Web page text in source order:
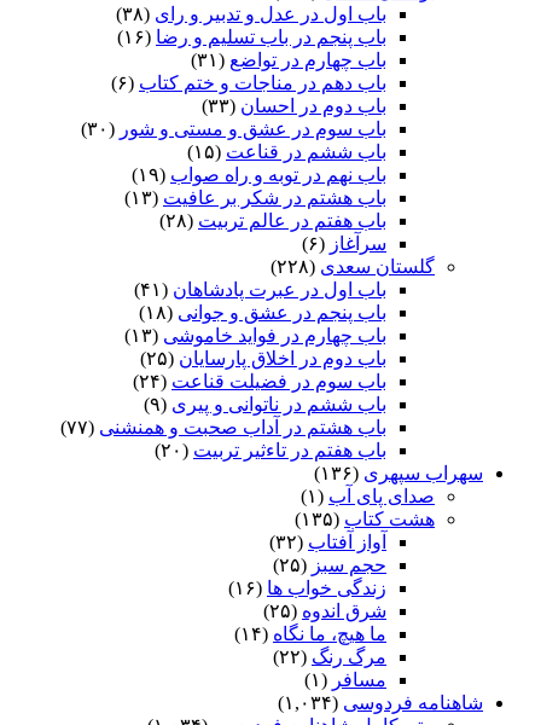
باب اول در عدل و تدبیر و رای (۳۸)
باب پنجم در باب تسلیم و رضا (۱۶)
باب چهارم در تواضع (۳۱)
باب دهم در مناجات و ختم کتاب (۶)
باب دوم در احسان (۳۳)
باب سوم در عشق و مستی و شور (۳۰)
باب ششم در قناعت (۱۵)
باب نهم در توبه و راه صواب (۱۹)
باب هشتم در شکر بر عافیت (۱۳)
باب هفتم در عالم تربیت (۲۸)
سرآغاز (۶)
گلستان سعدی (۲۲۸)
باب اول در عبرت پادشاهان (۴۱)
باب پنجم در عشق و جوانى (۱۸)
باب چهارم در فواید خاموشى (۱۳)
باب دوم در اخلاق پارسایان (۲۵)
باب سوم در فضیلت قناعت (۲۴)
باب ششم در ناتوانى و پیرى (۹)
باب هشتم در آداب صحبت و همنشنى (۷۷)
باب هفتم در تاءثیر تربیت (۲۰)
سهراب سپهری (۱۳۶)
صدای پای آب (۱)
هشت کتاب (۱۳۵)
آواز آفتاب (۳۲)
حجم سبز (۲۵)
زندگی خواب ها (۱۶)
شرق اندوه (۲۵)
ما هیچ، ما نگاه (۱۴)
مرگ رنگ (۲۲)
مسافر (۱)
شاهنامه فردوسی (۱,۰۳۴)